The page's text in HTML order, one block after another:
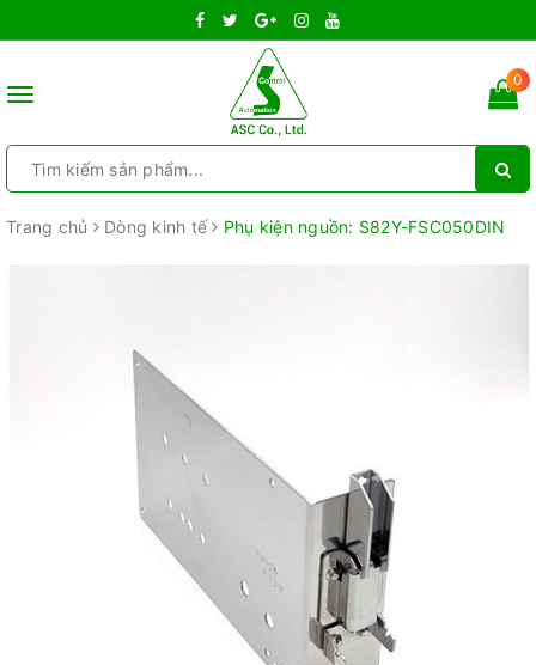
Toggle
0
Trang chủ Dòng kinh tế Phụ kiện nguồn: S82Y-FSC050DIN